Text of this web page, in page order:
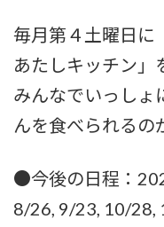
毎月第４土曜日
あたしキッチン」
みんなでいっしょ
んを食べられるの
●今後の日程：
8/26, 9/23, 10/28,